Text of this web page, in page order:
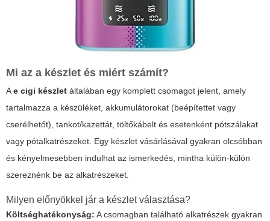
Mi az a készlet és miért számít?
Ae cigi készlet általában egy komplett csomagot jelent, amely
tartalmazza a készüléket, akkumulátorokat (beépítettet vagy
cserélhetőt), tankot/kazettát, töltőkábelt és esetenként pótszálakat
vagy pótalkatrészeket. Egy készlet vásárlásával gyakran olcsóbban
és kényelmesebben indulhat az ismerkedés, mintha külön-külön
szereznénk be az alkatrészeket.
Milyen előnyökkel jár a készlet választása?
Költséghatékonyság: A csomagban található alkatrészek gyakran